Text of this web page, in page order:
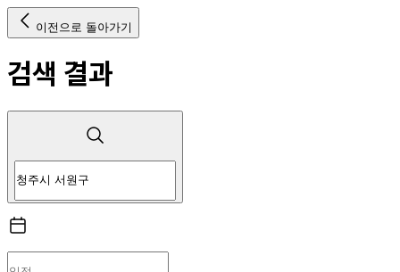
이전으로 돌아가기
검색 결과